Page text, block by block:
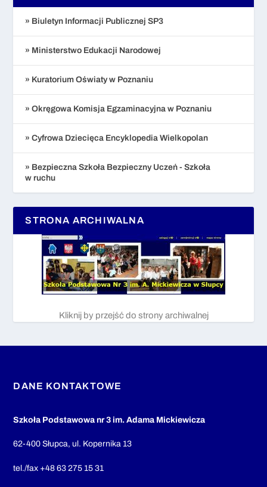
» Biuletyn Informacji Publicznej SP3
» Ministerstwo Edukacji Narodowej
» Kuratorium Oświaty w Poznaniu
» Okręgowa Komisja Egzaminacyjna w Poznaniu
» Cyfrowa Dziecięca Encyklopedia Wielkopolan
» Bezpieczna Szkoła Bezpieczny Uczeń - Szkoła
w ruchu
STRONA ARCHIWALNA
Kliknij by przejść do strony archiwalnej
DANE KONTAKTOWE
Szkoła Podstawowa nr 3 im. Adama Mickiewicza
62-400 Słupca, ul. Kopernika 13
tel./fax +48 63 275 15 31